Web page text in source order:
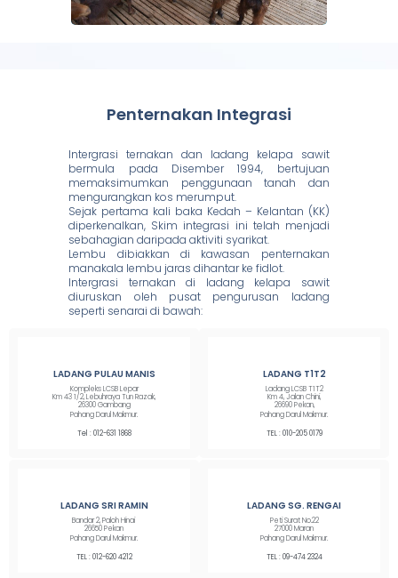
Penternakan Integrasi
Intergrasi ternakan dan ladang kelapa sawit
bermula pada Disember 1994, bertujuan
memaksimumkan penggunaan tanah dan
mengurangkan kos merumput.
Sejak pertama kali baka Kedah – Kelantan (KK)
diperkenalkan, Skim integrasi ini telah menjadi
sebahagian daripada aktiviti syarikat.
Lembu dibiakkan di kawasan penternakan
manakala lembu jaras dihantar ke fidlot.
Intergrasi ternakan di ladang kelapa sawit
diuruskan oleh pusat pengurusan ladang
seperti senarai di bawah:
LADANG PULAU MANIS
Kompleks LCSB Lepar
Km 43 1/2, Lebuhraya Tun Razak,
26300 Gambang
Pahang Darul Makmur.
Tel : 012-631 1868
LADANG T1T2
Ladang LCSB T1T2
Km 4, Jalan Chini,
26690 Pekan,
Pahang Darul Makmur.
TEL : 010-205 0179
LADANG SRI RAMIN
Bandar 2, Paloh Hinai
26650 Pekan
Pahang Darul Makmur.
TEL : 012-620 4212
LADANG SG. RENGAI
Peti Surat No.22
27000 Maran
Pahang Darul Makmur.
TEL : 09-474 2324